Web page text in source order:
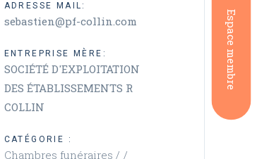
Espace membre
ADRESSE MAIL:
sebastien@pf-collin.com
ENTREPRISE MÈRE:
SOCIÉTÉ D'EXPLOITATION
DES ÉTABLISSEMENTS R
COLLIN
CATÉGORIE :
Chambres funéraires /